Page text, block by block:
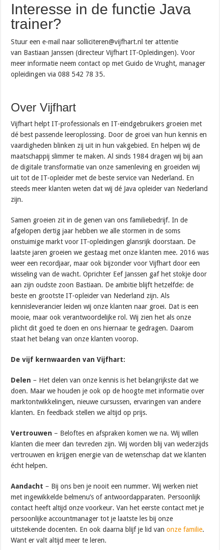
Interesse in de functie Java
trainer?
Stuur een e-mail naar solliciteren@vijfhart.nl ter attentie
van Bastiaan Janssen (directeur Vijfhart IT-Opleidingen). Voor
meer informatie neem contact op met Guido de Vrught, manager
opleidingen via 088 542 78 35.
Over Vijfhart
Vijfhart helpt IT-professionals en IT-eindgebruikers groeien met
dé best passende leeroplossing. Door de groei van hun kennis en
vaardigheden blinken zij uit in hun vakgebied. En helpen wij de
maatschappij slimmer te maken. Al sinds 1984 dragen wij bij aan
de digitale transformatie van onze samenleving en groeiden wij
uit tot de IT-opleider met de beste service van Nederland. En
steeds meer klanten weten dat wij dé Java opleider van Nederland
zijn.
Samen groeien zit in de genen van ons familiebedrijf. In de
afgelopen dertig jaar hebben we alle stormen in de soms
onstuimige markt voor IT-opleidingen glansrijk doorstaan. De
laatste jaren groeien we gestaag met onze klanten mee. 2016 was
weer een recordjaar, maar ook bijzonder voor Vijfhart door een
wisseling van de wacht. Oprichter Eef Janssen gaf het stokje door
aan zijn oudste zoon Bastiaan. De ambitie blijft hetzelfde: de
beste en grootste IT-opleider van Nederland zijn. Als
kennisleverancier leiden wij onze klanten naar groei. Dat is een
mooie, maar ook verantwoordelijke rol. Wij zien het als onze
plicht dit goed te doen en ons hiernaar te gedragen. Daarom
staat het belang van onze klanten voorop.
De vijf kernwaarden van Vijfhart:
Delen – Het delen van onze kennis is het belangrijkste dat we
doen. Maar we houden je ook op de hoogte met informatie over
marktontwikkelingen, nieuwe cursussen, ervaringen van andere
klanten. En feedback stellen we altijd op prijs.
Vertrouwen – Beloftes en afspraken komen we na. Wij willen
klanten die meer dan tevreden zijn. Wij worden blij van wederzijds
vertrouwen en krijgen energie van de wetenschap dat we klanten
écht helpen.
Aandacht – Bij ons ben je nooit een nummer. Wij werken niet
met ingewikkelde belmenu’s of antwoordapparaten. Persoonlijk
contact heeft altijd onze voorkeur. Van het eerste contact met je
persoonlijke accountmanager tot je laatste les bij onze
uitstekende docenten. En ook daarna blijf je lid vanonze familie.
Want er valt altijd meer te leren.